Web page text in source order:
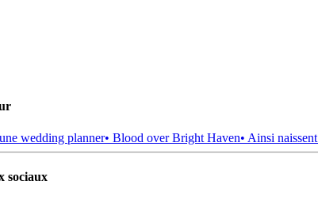
wedding planner• Blood over Bright Haven• Ainsi
sociaux